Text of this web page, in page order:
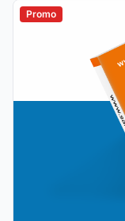
Promo